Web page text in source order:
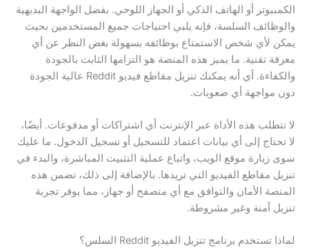
الكمبيوتر أو الهاتف الذكي أو الجهاز اللوحي. بفضل الواجهة البديهية
والوظائف السلسة، فإنه يلبي احتياجات جميع المستخدمين بحيث
يمكن لأي شخص الاستمتاع بوظائفه بسهولة بغض النظر عن أي
معرفة تقنية. ما يميز هذه المنصة هو التزامها الثابت بالجودة
والكفاءة. أي أنه يمكنك تنزيل مقاطع فيديو Reddit عالية الجودة
دون مواجهة أي صعوبات.
لا تتطلب هذه الأداة عبر الإنترنت أي اشتراكات أو مدفوعات. أيضًا،
لا تحتاج إلى أي بيانات اعتماد للتسجيل أو تسجيل الدخول. ما عليك
سوى زيارة موقع الويب، واتباع عملية التثبيت المباشرة، والبدء في
تنزيل مقاطع الفيديو التي تريدها. بالإضافة إلى ذلك، تضمن هذه
المنصة الأمان والتوافق مع أي متصفح أو جهاز، مما يوفر تجربة
تنزيل آمنة وغير مشروطة.
لماذا تستخدم برنامج تنزيل الفيديو Reddit السلس؟